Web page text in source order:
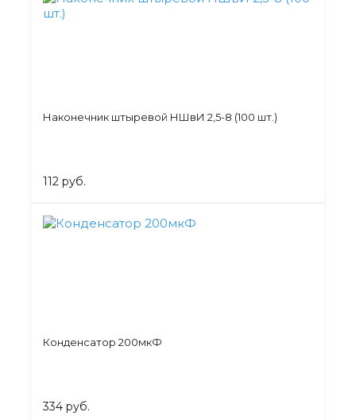
Наконечник штыревой НШвИ 2,5-8 (100 шт.)
112 руб.
Конденсатор 200мкФ
334 руб.